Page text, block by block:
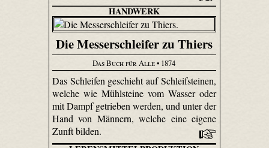
HANDWERK
Die Messerschleifer zu Thiers
Das Buch für Alle• 1874
Das Schleifen geschieht auf Schleifsteinen,
welche wie Mühlsteine vom Wasser oder
mit Dampf getrieben werden, und unter der
Hand von Männern, welche eine eigene
Zunft bilden.